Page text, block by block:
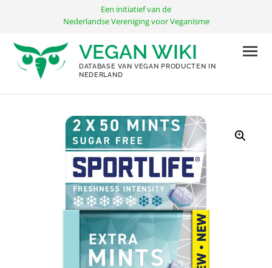
inhoud
Een initiatief van de
Nederlandse Vereniging voor Veganisme
VEGAN WIKI
DATABASE VAN VEGAN PRODUCTEN IN
NEDERLAND